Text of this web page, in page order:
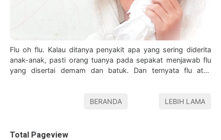
Flu oh flu. Kalau ditanya penyakit apa yang sering diderita
anak-anak, pasti orang tuanya pada sepakat menjawab flu
yang disertai demam dan batuk. Dan ternyata flu atau
BERANDA LEBIH LAMA
Total Pageview